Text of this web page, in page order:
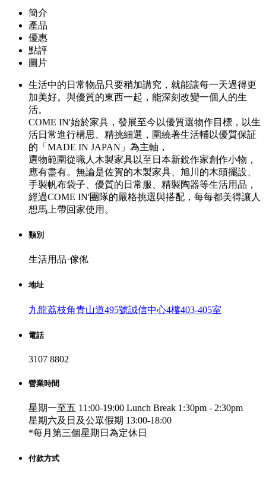
簡介
產品
優惠
點評
圖片
生活中的日常物品只要稍加講究，就能讓每一天過得更
加美好。與優質的東西一起，能深刻改變一個人的生
活。
COME IN'始於家具，發展至今以優質選物作目標，以生
活日常進行構思、精挑細選，圍繞著生活輔以優質保証
的「MADE IN JAPAN」為主軸，
選物範圍從職人木製家具以至日本新銳作家創作小物，
應有盡有。無論是佐賀的木製家具、旭川的木頭擺設、
手製帆布袋子、優質的日常服、精製陶器等生活用品，
經過COME IN'團隊的嚴格挑選與搭配，每每都美得讓人
想馬上帶回家使用。
類別
生活用品·傢俬
地址
九龍荔枝角青山道495號誠信中心4樓403-405室
電話
3107 8802
營業時間
星期一至五 11:00-19:00 Lunch Break 1:30pm - 2:30pm
星期六及日及公眾假期 13:00-18:00
*每月第三個星期日為定休日
付款方式